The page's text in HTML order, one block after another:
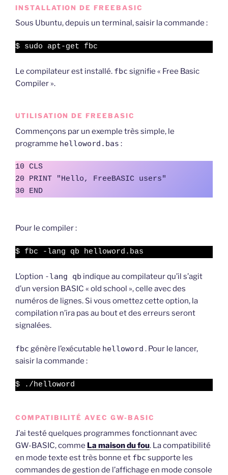
INSTALLATION DE FREEBASIC
Sous Ubuntu, depuis un terminal, saisir la commande :
$ sudo apt-get fbc
Le compilateur est installé. fbc signifie « Free Basic
Compiler ».
UTILISATION DE FREEBASIC
Commençons par un exemple très simple, le
programme helloword.bas :
10 CLS
20 PRINT "Hello, FreeBASIC users"
30 END
Pour le compiler :
$ fbc -lang qb helloword.bas
L’option -lang qb indique au compilateur qu’il s’agit
d’un version BASIC « old school », celle avec des
numéros de lignes. Si vous omettez cette option, la
compilation n’ira pas au bout et des erreurs seront
signalées.
fbc génère l’exécutable helloword . Pour le lancer,
saisir la commande :
$ ./helloword
COMPATIBILITÉ AVEC GW-BASIC
J’ai testé quelques programmes fonctionnant avec
GW-BASIC, comme La maison du fou. La compatibilité
en mode texte est très bonne et fbc supporte les
commandes de gestion de l’affichage en mode console